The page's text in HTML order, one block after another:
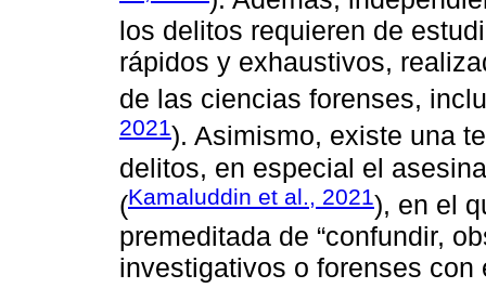
los delitos requieren de
rápidos y exhaustivos,
de las ciencias forenses,
2021). Asimismo, existe una
delitos, en especial el
(Kamaluddin et al., 2021), en el
premeditada de “confundir,
investigativos o forenses